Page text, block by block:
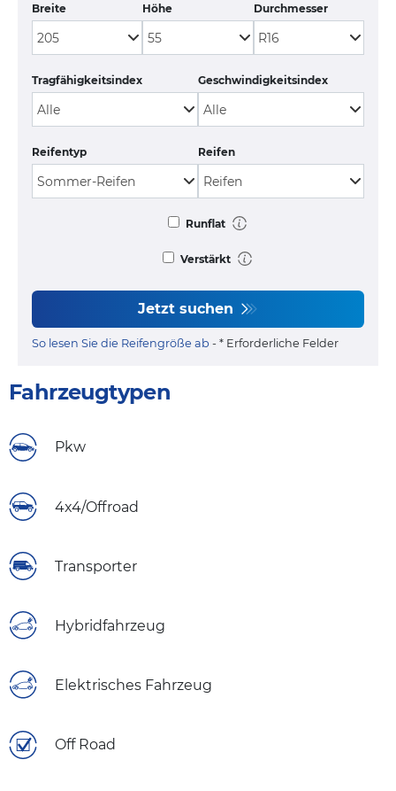
Breite Höhe Durchmesser
Tragfähigkeitsindex Geschwindigkeitsindex
Reifentyp Reifen
Runflat
Verstärkt
Jetzt suchen
So lesen Sie die Reifengröße ab - * Erforderliche Felder
Fahrzeugtypen
Pkw
4x4/Offroad
Transporter
Hybridfahrzeug
Elektrisches Fahrzeug
Off Road